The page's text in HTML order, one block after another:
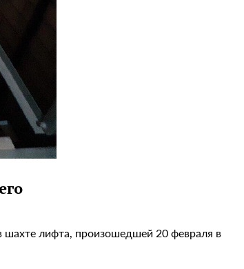
шахте лифта, произошедшей 20 февраля в